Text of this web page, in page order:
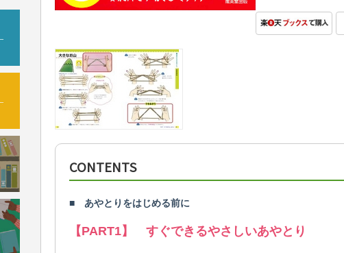
CONTENTS
■ あやとりをはじめる前に
【PART1】 すぐできるやさしいあやとり